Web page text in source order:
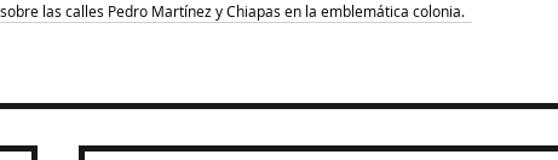
las calles Pedro Martínez y Chiapas en la emblemática colonia.